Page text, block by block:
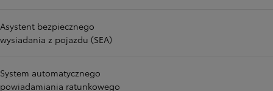
Asystent bezpiecznego
wysiadania z pojazdu (SEA)
System automatycznego
powiadamiania ratunkowego